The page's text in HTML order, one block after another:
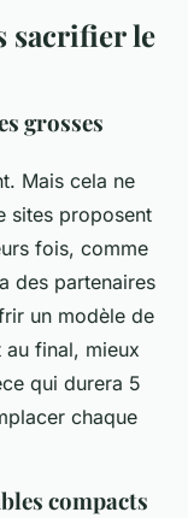
sacrifier le
grosses
Mais cela ne
sites proposent
fois, comme
des partenaires
un modèle de
au final, mieux
qui durera 5
chaque
compacts